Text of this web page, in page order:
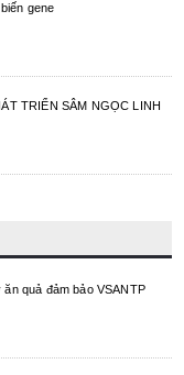
gene
TRIỂN SÂM NGỌC LINH
quả đảm bảo VSANTP